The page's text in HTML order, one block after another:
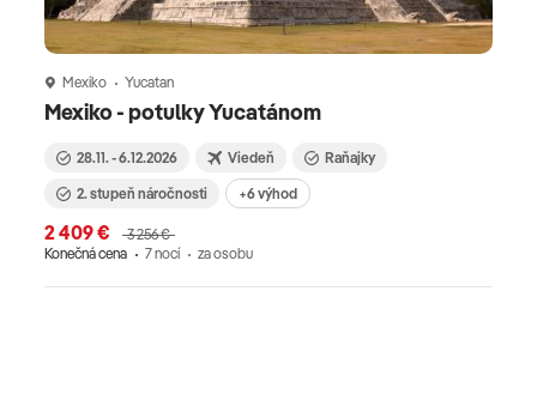
Mexiko Yucatan
Mexiko - potulky Yucatánom
28.11. - 6.12.2026 Viedeň
Raňajky
2. stupeň náročnosti
+6 výhod
2 409 €
3 256 €
Konečná cena
7 nocí za osobu